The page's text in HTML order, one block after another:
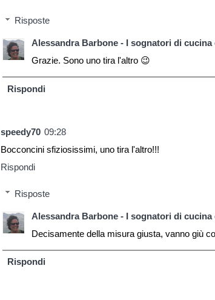
Risposte
Alessandra Barbone - I sognatori di cucina
Grazie. Sono uno tira l'altro 😉
Rispondi
speedy70 09:28
Bocconcini sfiziosissimi, uno tira l'altro!!!
Rispondi
Risposte
Alessandra Barbone - I sognatori di cucina
Decisamente della misura giusta, vanno giù
Rispondi